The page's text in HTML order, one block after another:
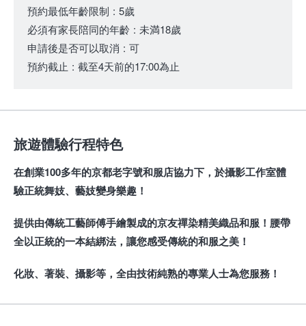
預約最低年齡限制 : 5歲
必須有家長陪同的年齡 : 未満18歲
申請後是否可以取消 : 可
預約截止 : 截至4天前的17:00為止
旅遊體驗行程特色
在創業100多年的京都老字號和服店協力下，於攝影工作室體
驗正統舞妓、藝妓變身樂趣！
提供由傳統工藝師傅手繪製成的京友禪染精美織品和服！腰帶
全以正統的一本結綁法，讓您感受傳統的和服之美！
化妝、著裝、攝影等，全由技術純熟的專業人士為您服務！